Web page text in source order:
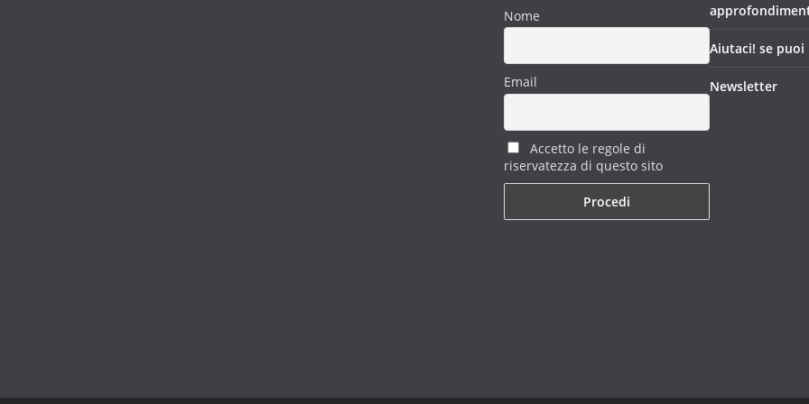
Nome
Email
Accetto le regole di
riservatezza di questo sito
Aiutaci! se puoi
Newsletter